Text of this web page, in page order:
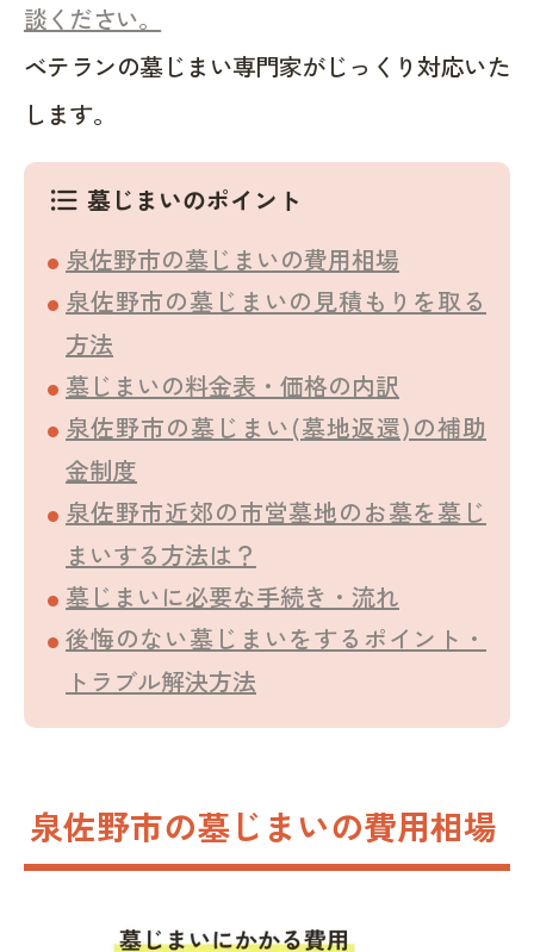
談ください。
ベテランの墓じまい専門家がじっくり対応いた
します。
format_list_bulleted 墓じまいのポイント
泉佐野市の墓じまいの費用相場
泉佐野市の墓じまいの見積もりを取る
方法
墓じまいの料金表・価格の内訳
泉佐野市の墓じまい(墓地返還)の補助
金制度
泉佐野市近郊の市営墓地のお墓を墓じ
まいする方法は？
墓じまいに必要な手続き・流れ
後悔のない墓じまいをするポイント・
トラブル解決方法
泉佐野市の墓じまいの費用相場